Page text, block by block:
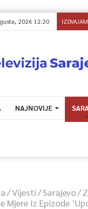
2026 12:20
NAJNOVIJE
/Vijesti/Sarajevo/
Mjere Iz Epizode